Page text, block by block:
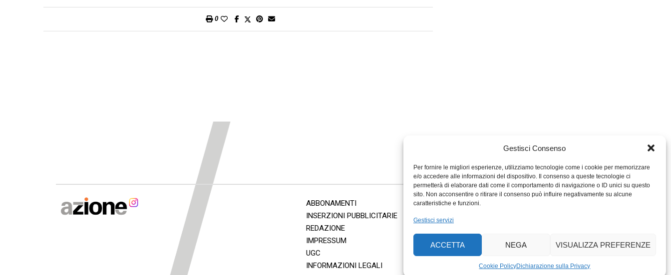
Gestisci Consenso
Per fornire le migliori esperienze, utilizziamo tecnologie come i cookie per memorizzare
e/o accedere alle informazioni del dispositivo. Il consenso a queste tecnologie ci
permetterà di elaborare dati come il comportamento di navigazione o ID unici su questo
sito. Non acconsentire o ritirare il consenso può influire negativamente su alcune
caratteristiche e funzioni.
Gestisci servizi
ACCETTA NEGA VISUALIZZA PREFERENZE
Cookie PolicyDichiarazione sulla Privacy
0
ABBONAMENTI
INSERZIONI PUBBLICITARIE
REDAZIONE
IMPRESSUM
UGC
INFORMAZIONI LEGALI
MIGROS TICINO
PERCENTO CULTURALE
MIGROS TICINO
ACTIV FITNESS TICINO